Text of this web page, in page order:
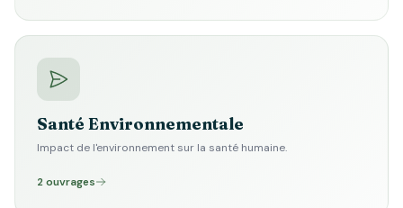
Santé Environnementale
Impact de l'environnement sur la santé humaine.
2 ouvrages